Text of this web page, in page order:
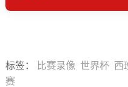
标签 ： 比赛录像 世界杯 西
赛